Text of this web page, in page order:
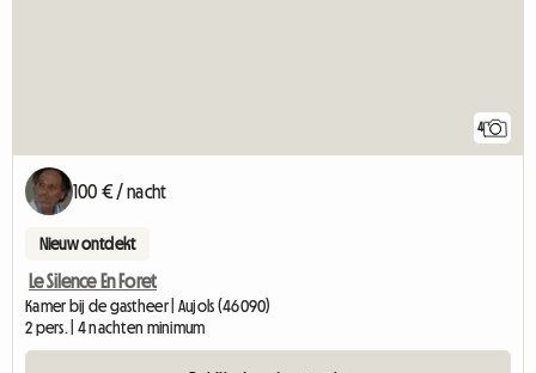
4
100 € / nacht
Nieuw ontdekt
Le Silence En Foret
Kamer bij de gastheer | Aujols (46090)
2 pers. | 4 nachten minimum